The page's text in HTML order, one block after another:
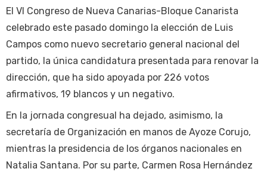
El VI Congreso de Nueva Canarias-Bloque Canarista
celebrado este pasado domingo la elección de Luis
Campos como nuevo secretario general nacional del
partido, la única candidatura presentada para renovar la
dirección, que ha sido apoyada por 226 votos
afirmativos, 19 blancos y un negativo.
En la jornada congresual ha dejado, asimismo, la
secretaría de Organización en manos de Ayoze Corujo,
mientras la presidencia de los órganos nacionales en
Natalia Santana. Por su parte, Carmen Rosa Hernández